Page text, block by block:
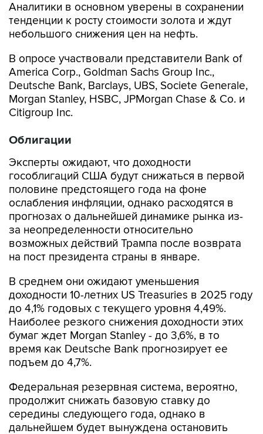
Аналитики в основном уверены в сохранении
тенденции к росту стоимости золота и ждут
небольшого снижения цен на нефть.
В опросе участвовали представители Bank of
America Corp., Goldman Sachs Group Inc.,
Deutsche Bank, Barclays, UBS, Societe Generale,
Morgan Stanley, HSBC, JPMorgan Chase & Co. и
Citigroup Inc.
Облигации
Эксперты ожидают, что доходности
гособлигаций США будут снижаться в первой
половине предстоящего года на фоне
ослабления инфляции, однако расходятся в
прогнозах о дальнейшей динамике рынка из-
за неопределенности относительно
возможных действий Трампа после возврата
на пост президента страны в январе.
В среднем они ожидают уменьшения
доходности 10-летних US Treasuries в 2025 году
до 4,1% годовых с текущего уровня 4,49%.
Наиболее резкого снижения доходности этих
бумаг ждет Morgan Stanley - до 3,6%, в то
время как Deutsche Bank прогнозирует ее
подъем до 4,7%.
Федеральная резервная система, вероятно,
продолжит снижать базовую ставку до
середины следующего года, однако в
дальнейшем будет вынуждена остановить